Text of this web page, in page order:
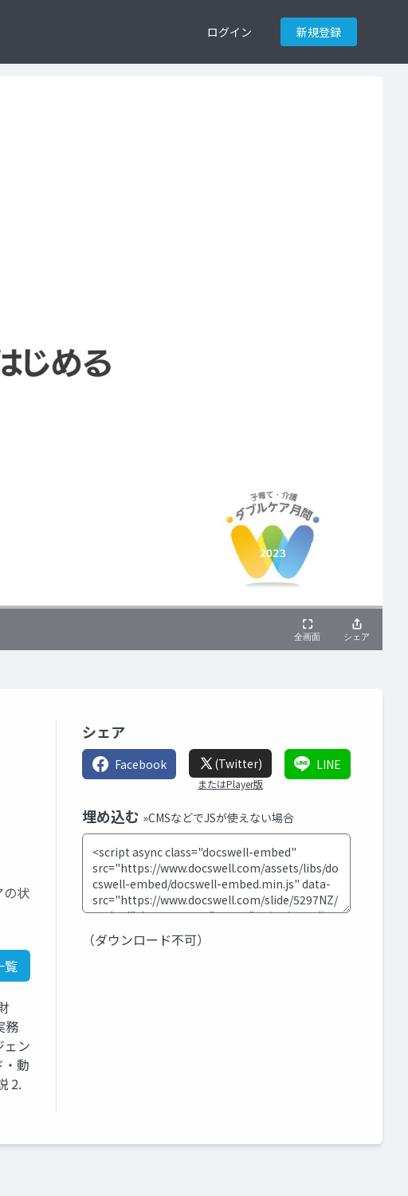
ログイン 新規登録
の状
覧
務
ェン
動
2.
シェア
Facebook (Twitter)
またはPlayer版
LINE
埋め込む »CMSなどでJSが使えない場合
（ダウンロード不可）